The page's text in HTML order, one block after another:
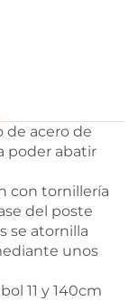
de acero de
poder abatir
con tornillería
del poste
se atornilla
unos
11 y 140cm